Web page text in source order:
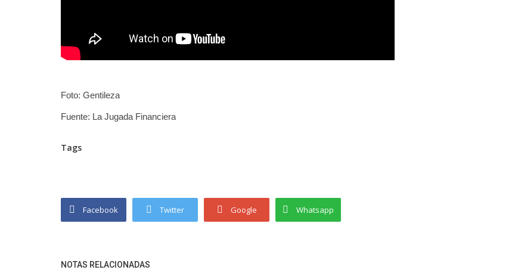
Foto: Gentileza
Fuente: La Jugada Financiera
Tags
Facebook Twitter Google Whatsapp
NOTAS RELACIONADAS